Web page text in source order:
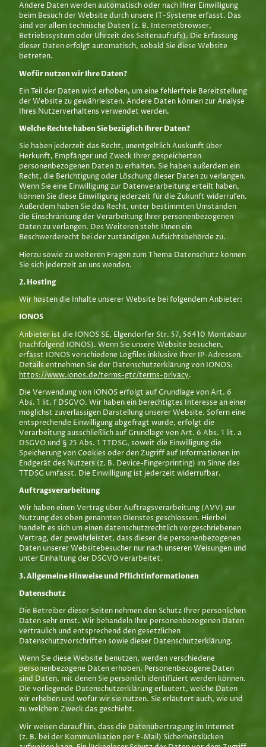
Andere Daten werden automatisch oder nach Ihrer Einwilligung
beim Besuch der Website durch unsere IT-Systeme erfasst. Das
sind vor allem technische Daten (z. B. Internetbrowser,
Betriebssystem oder Uhrzeit des Seitenaufrufs). Die Erfassung
dieser Daten erfolgt automatisch, sobald Sie diese Website
betreten.
Wofür nutzen wir Ihre Daten?
Ein Teil der Daten wird erhoben, um eine fehlerfreie Bereitstellung
der Website zu gewährleisten. Andere Daten können zur Analyse
Ihres Nutzerverhaltens verwendet werden.
Welche Rechte haben Sie bezüglich Ihrer Daten?
Sie haben jederzeit das Recht, unentgeltlich Auskunft über
Herkunft, Empfänger und Zweck Ihrer gespeicherten
personenbezogenen Daten zu erhalten. Sie haben außerdem ein
Recht, die Berichtigung oder Löschung dieser Daten zu verlangen.
Wenn Sie eine Einwilligung zur Datenverarbeitung erteilt haben,
können Sie diese Einwilligung jederzeit für die Zukunft widerrufen.
Außerdem haben Sie das Recht, unter bestimmten Umständen
die Einschränkung der Verarbeitung Ihrer personenbezogenen
Daten zu verlangen. Des Weiteren steht Ihnen ein
Beschwerderecht bei der zuständigen Aufsichtsbehörde zu.
Hierzu sowie zu weiteren Fragen zum Thema Datenschutz können
Sie sich jederzeit an uns wenden.
2. Hosting
Wir hosten die Inhalte unserer Website bei folgendem Anbieter:
IONOS
Anbieter ist die IONOS SE, Elgendorfer Str. 57, 56410 Montabaur
(nachfolgend IONOS). Wenn Sie unsere Website besuchen,
erfasst IONOS verschiedene Logfiles inklusive Ihrer IP-Adressen.
Details entnehmen Sie der Datenschutzerklärung von IONOS:
https://www.ionos.de/terms-gtc/terms-privacy.
Die Verwendung von IONOS erfolgt auf Grundlage von Art. 6
Abs. 1 lit. f DSGVO. Wir haben ein berechtigtes Interesse an einer
möglichst zuverlässigen Darstellung unserer Website. Sofern eine
entsprechende Einwilligung abgefragt wurde, erfolgt die
Verarbeitung ausschließlich auf Grundlage von Art. 6 Abs. 1 lit. a
DSGVO und § 25 Abs. 1 TTDSG, soweit die Einwilligung die
Speicherung von Cookies oder den Zugriff auf Informationen im
Endgerät des Nutzers (z. B. Device-Fingerprinting) im Sinne des
TTDSG umfasst. Die Einwilligung ist jederzeit widerrufbar.
Auftragsverarbeitung
Wir haben einen Vertrag über Auftragsverarbeitung (AVV) zur
Nutzung des oben genannten Dienstes geschlossen. Hierbei
handelt es sich um einen datenschutzrechtlich vorgeschriebenen
Vertrag, der gewährleistet, dass dieser die personenbezogenen
Daten unserer Websitebesucher nur nach unseren Weisungen und
unter Einhaltung der DSGVO verarbeitet.
3. Allgemeine Hinweise und Pflicht­informationen
Datenschutz
Die Betreiber dieser Seiten nehmen den Schutz Ihrer persönlichen
Daten sehr ernst. Wir behandeln Ihre personenbezogenen Daten
vertraulich und entsprechend den gesetzlichen
Datenschutzvorschriften sowie dieser Datenschutzerklärung.
Wenn Sie diese Website benutzen, werden verschiedene
personenbezogene Daten erhoben. Personenbezogene Daten
sind Daten, mit denen Sie persönlich identifiziert werden können.
Die vorliegende Datenschutzerklärung erläutert, welche Daten
wir erheben und wofür wir sie nutzen. Sie erläutert auch, wie und
zu welchem Zweck das geschieht.
Wir weisen darauf hin, dass die Datenübertragung im Internet
(z. B. bei der Kommunikation per E-Mail) Sicherheitslücken